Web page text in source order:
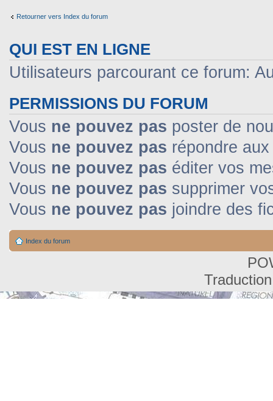
Retourner vers Index du forum
QUI EST EN LIGNE
Utilisateurs parcourant ce forum:
PERMISSIONS DU FORUM
Vous ne pouvez pas poster de
Vous ne pouvez pas répondre
Vous ne pouvez pas éditer vos
Vous ne pouvez pas supprimer
Vous ne pouvez pas joindre des
Index du forum